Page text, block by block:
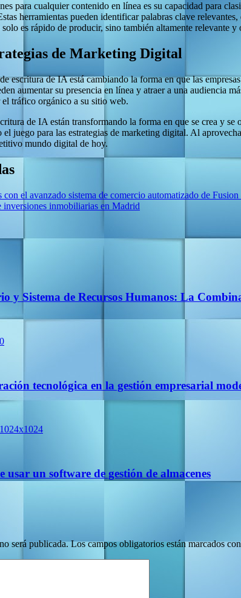
para cualquier contenido en línea es su capacidad para
herramientas pueden identificar palabras clave
es rápido de producir, sino también altamente relevante y
de Marketing Digital
escritura de IA está cambiando la forma en que las
aumentar su presencia en línea y atraer a una audiencia
el tráfico orgánico a su sitio web.
de IA están transformando la forma en que se crea y
el juego para las estrategias de marketing digital. Al
mundo digital de hoy.
el avanzado sistema de comercio automatizado de Fusion
inmobiliarias en Madrid
y Sistema de Recursos Humanos: La
tecnológica en la gestión empresarial
usar un software de gestión de almacenes
será publicada. Los campos obligatorios están marcados